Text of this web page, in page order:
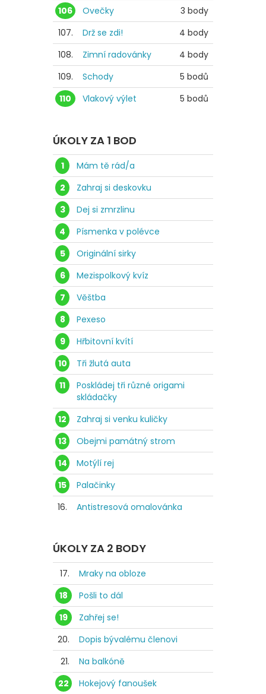
106
Ovečky
3 body
107.
Drž se zdi!
4 body
108.
Zimní radovánky
4 body
109.
Schody
5 bodů
110
Vlakový výlet 5 bodů
ÚKOLY ZA 1 BOD
1
Mám tě rád/a
2
Zahraj si deskovku
3
Dej si zmrzlinu
4
Písmenka v polévce
5
Originální sirky
6
Mezispolkový kvíz
7
Věštba
8
Pexeso
9
Hřbitovní kvítí
10
Tři žlutá auta
11
Poskládej tři různé origami
skládačky
12
Zahraj si venku kuličky
13
Obejmi památný strom
14
Motýlí rej
15
Palačinky
16.
Antistresová omalovánka
ÚKOLY ZA 2 BODY
17.
Mraky na obloze
18
Pošli to dál
19
Zahřej se!
20.
Dopis bývalému členovi
21.
Na balkóně
22
Hokejový fanoušek